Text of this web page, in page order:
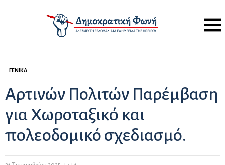
Menu
ΓΕΝΙΚΆ
Αρτινών Πολιτών Παρέμβαση
για Χωροταξικό και
πολεοδομικό σχεδιασμό.